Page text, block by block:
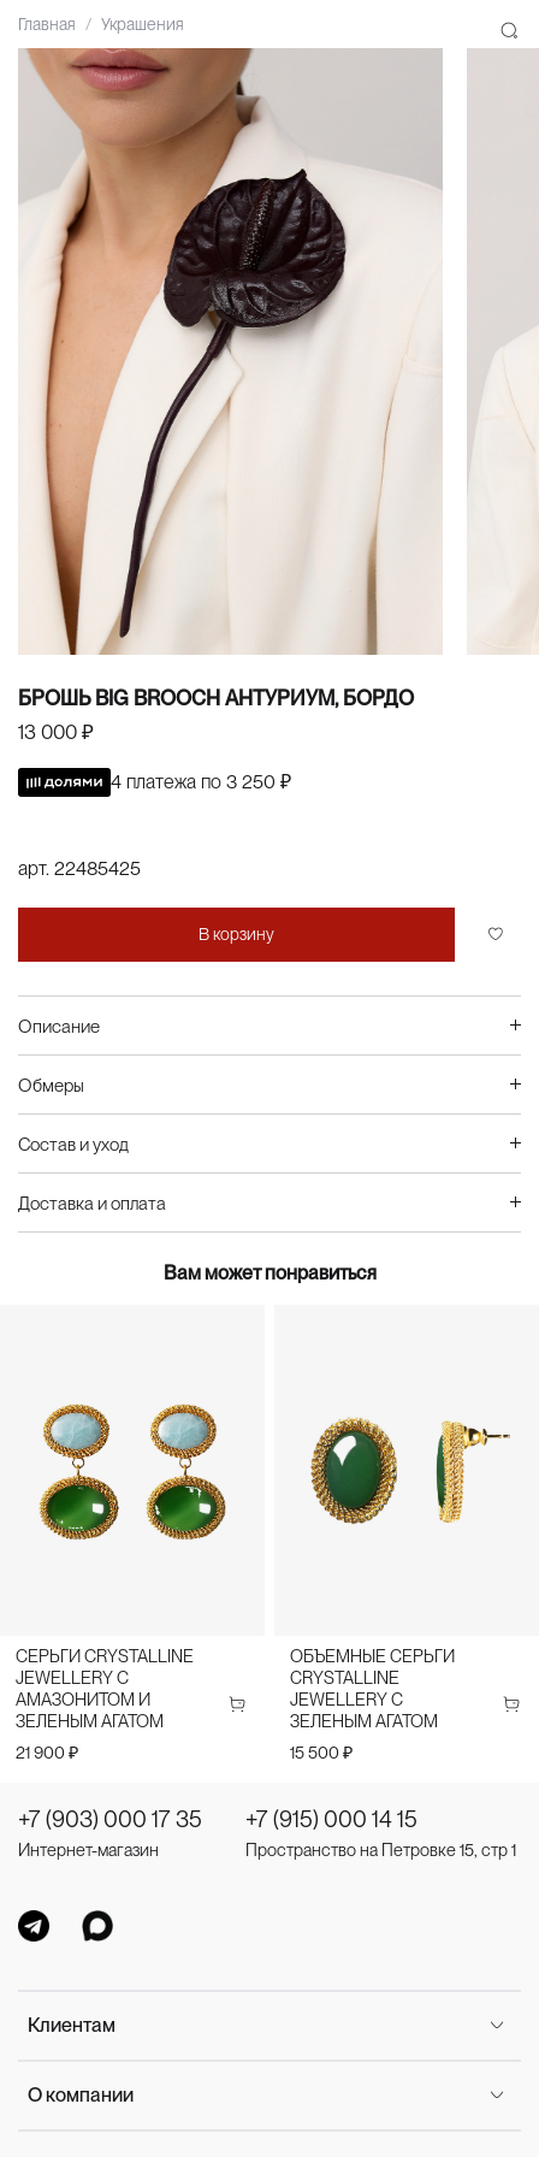
Главная Украшения
БРОШЬ BIG BROOCH АНТУРИУМ, БОРДО
13 000 ₽
4 платежа по 3 250 ₽
арт. 22485425
В корзину
Описание
Обмеры
Состав и уход
Доставка и оплата
Вам может понравиться
СЕРЬГИ CRYSTALLINE
JEWELLERY С
АМАЗОНИТОМ И
ЗЕЛЕНЫМ АГАТОМ
21 900 ₽
ОБЪЕМНЫЕ СЕРЬГИ
CRYSTALLINE
JEWELLERY С
ЗЕЛЕНЫМ АГАТОМ
15 500 ₽
Клиентам
О компании
+7 (903) 000 17 35
Интернет-магазин
+7 (915) 000 14 15
Пространство на Петровке 15, стр 1